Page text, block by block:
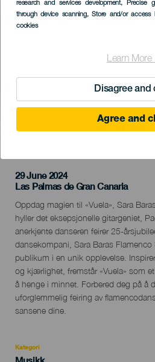
research and services development, Precise
through device scanning, Store and/or access
cookies
Learn
Disagree and
Agree and
29 June 2024
Localidad
Las Palmas de Gran Canaria
Descripción
del
evento
Oppdag magien til «Vuela», Sara
hyller det eksepsjonelle gitargeniet,
anerkjente danseren feirer 25-
dansekompani, Sara Baras
publikum i en unik opplevelse.
og kjærlighet, fremstår «Vuela» som
å henge i minnet. Forbered deg på å
uforglemmelig feiring av
sansene dine.
Kategori
Categoría